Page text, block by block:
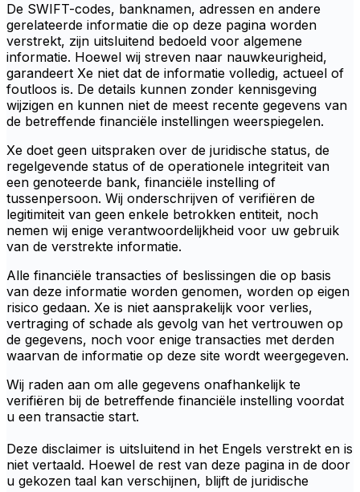
De SWIFT-codes, banknamen, adressen en andere
gerelateerde informatie die op deze pagina worden
verstrekt, zijn uitsluitend bedoeld voor algemene
informatie. Hoewel wij streven naar nauwkeurigheid,
garandeert Xe niet dat de informatie volledig, actueel of
foutloos is. De details kunnen zonder kennisgeving
wijzigen en kunnen niet de meest recente gegevens van
de betreffende financiële instellingen weerspiegelen.
Xe doet geen uitspraken over de juridische status, de
regelgevende status of de operationele integriteit van
een genoteerde bank, financiële instelling of
tussenpersoon. Wij onderschrijven of verifiëren de
legitimiteit van geen enkele betrokken entiteit, noch
nemen wij enige verantwoordelijkheid voor uw gebruik
van de verstrekte informatie.
Alle financiële transacties of beslissingen die op basis
van deze informatie worden genomen, worden op eigen
risico gedaan. Xe is niet aansprakelijk voor verlies,
vertraging of schade als gevolg van het vertrouwen op
de gegevens, noch voor enige transacties met derden
waarvan de informatie op deze site wordt weergegeven.
Wij raden aan om alle gegevens onafhankelijk te
verifiëren bij de betreffende financiële instelling voordat
u een transactie start.
Deze disclaimer is uitsluitend in het Engels verstrekt en is
niet vertaald. Hoewel de rest van deze pagina in de door
u gekozen taal kan verschijnen, blijft de juridische